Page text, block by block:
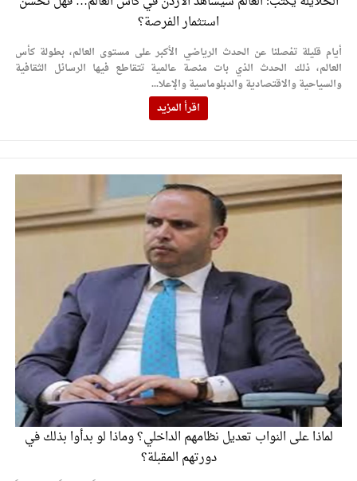
الملك يتلقى اتصالا هاتفيا من العاهل البحريني
القاضي محمود أحمد فريحات.. مبارك ومزيدا من التوفيق
استثمار الفرصة؟
أيام قليلة تفصلنا عن الحدث الرياضي الأكبر على مستوى العالم، بطولة كأس
العالم، ذلك الحدث الذي بات منصة عالمية تتقاطع فيها الرسائل الثقافية
والسياحية والاقتصادية والدبلوماسية والإعلا...
اقرأ المزيد
لماذا على النواب تعديل نظامهم الداخلي؟ وماذا لو بدأوا بذلك في
دورتهم المقبلة؟